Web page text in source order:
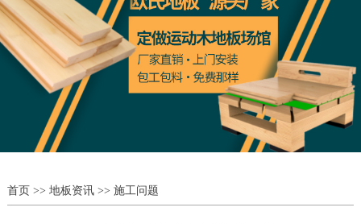
首页>> 地板资讯>> 施工问题